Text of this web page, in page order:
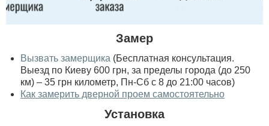
Замер
Вызвать замерщика (Бесплатная консультация.
Выезд по Киеву 600 грн, за пределы города (до 250
км) – 35 грн километр, Пн-Сб с 8 до 21:00 часов)
Как замерить дверной проем самостоятельно
Установка